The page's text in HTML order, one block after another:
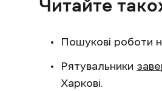
Читайте
Пошукові роботи
Рятувальники
Харкові.